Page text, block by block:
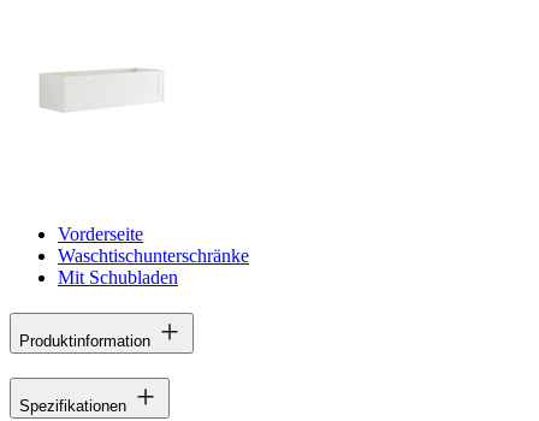
Vorderseite
Waschtischunterschränke
Mit Schubladen
Produktinformation
Spezifikationen